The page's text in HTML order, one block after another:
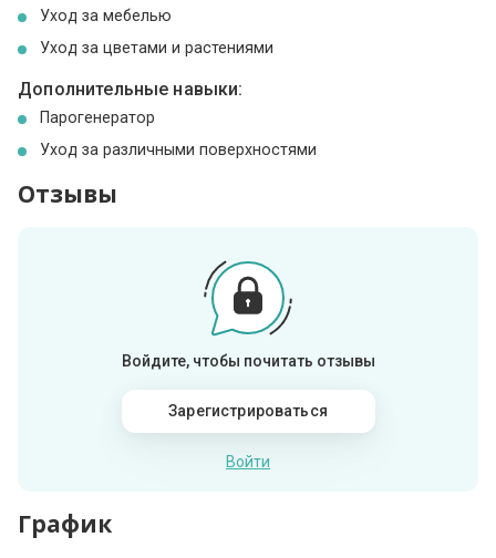
Уход за мебелью
Уход за цветами и растениями
Дополнительные навыки:
Парогенератор
Уход за различными поверхностями
Отзывы
Войдите, чтобы почитать отзывы
Зарегистрироваться
Войти
График